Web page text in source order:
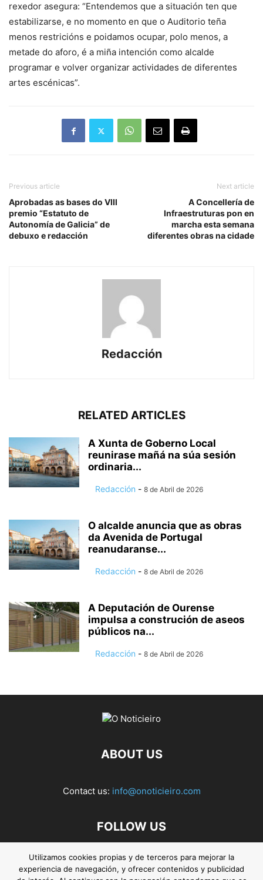
rexedor asegura: “Entendemos que a situación ten que
estabilizarse, e no momento en que o Auditorio teña
menos restricións e poidamos ocupar, polo menos, a
metade do aforo, é a miña intención como alcalde
programar e volver organizar actividades de diferentes
artes escénicas”.
Previous article
Aprobadas as bases do VIII
premio “Estatuto de
Autonomía de Galicia” de
debuxo e redacción
Next article
A Concellería de
Infraestruturas pon en
marcha esta semana
diferentes obras na cidade
Redacción
RELATED ARTICLES
A Xunta de Goberno Local
reunirase mañá na súa sesión
ordinaria...
Redacción - 8 de Abril de 2026
O alcalde anuncia que as obras
da Avenida de Portugal
reanudaranse...
Redacción - 8 de Abril de 2026
A Deputación de Ourense
impulsa a construción de aseos
públicos na...
Redacción - 8 de Abril de 2026
ABOUT US
Contact us: info@onoticieiro.com
FOLLOW US
Utilizamos cookies propias y de terceros para mejorar la
experiencia de navegación, y ofrecer contenidos y publicidad